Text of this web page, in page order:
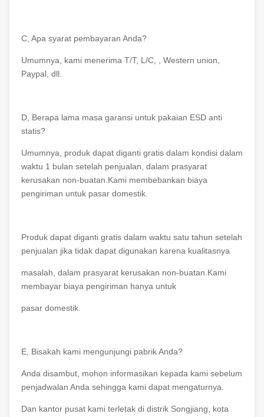
C, Apa syarat pembayaran Anda?
Umumnya, kami menerima T/T, L/C, , Western union,
Paypal, dll.
D, Berapa lama masa garansi untuk pakaian ESD anti
statis?
Umumnya, produk dapat diganti gratis dalam kondisi dalam
waktu 1 bulan setelah penjualan, dalam prasyarat
kerusakan non-buatan.Kami membebankan biaya
pengiriman untuk pasar domestik.
Produk dapat diganti gratis dalam waktu satu tahun setelah
penjualan jika tidak dapat digunakan karena kualitasnya
masalah, dalam prasyarat kerusakan non-buatan.Kami
membayar biaya pengiriman hanya untuk
pasar domestik.
E, Bisakah kami mengunjungi pabrik Anda?
Anda disambut, mohon informasikan kepada kami sebelum
penjadwalan Anda sehingga kami dapat mengaturnya.
Dan kantor pusat kami terletak di distrik Songjiang, kota